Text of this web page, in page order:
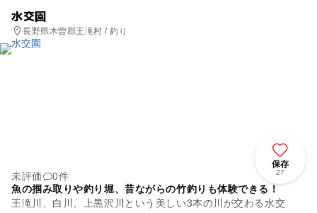
水交園
長野県木曽郡王滝村 / 釣り
保存
27
未評価
0件
魚の掴み取りや釣り堀、昔ながらの竹釣りも体験できる！
王滝川、白川、上黒沢川という美しい3本の川が交わる水交